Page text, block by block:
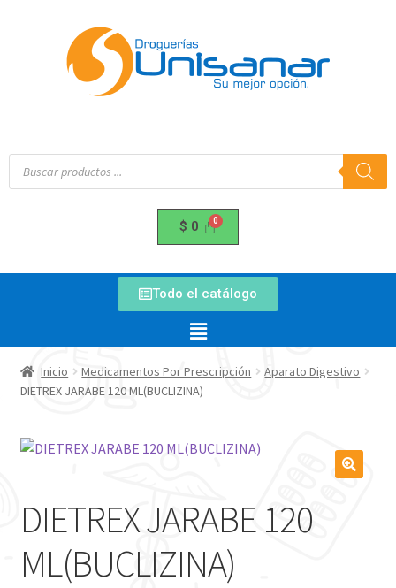
$ 0
Todo el catálogo
Inicio Medicamentos Por Prescripción
Aparato Digestivo
DIETREX JARABE 120 ML(BUCLIZINA)
DIETREX JARABE 120
ML(BUCLIZINA)